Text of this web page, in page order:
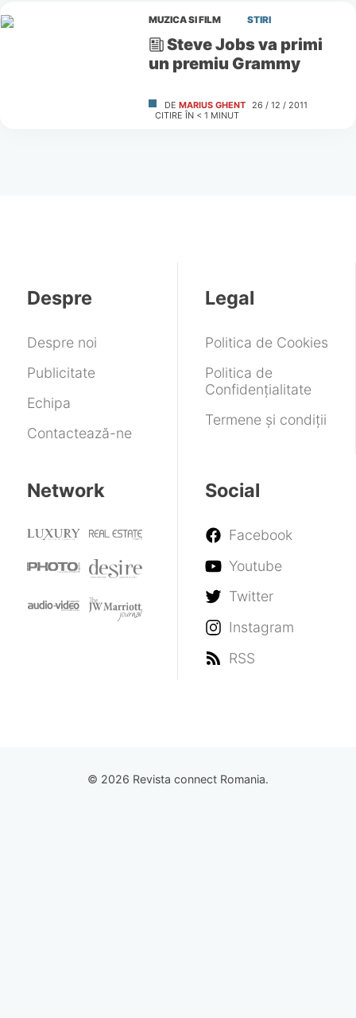
MUZICA SI FILM STIRI
Steve Jobs va primi
un premiu Grammy
DE MARIUS GHENT
26 / 12 / 2011
CITIRE ÎN < 1 MINUT
Despre
Despre noi
Publicitate
Echipa
Contactează-ne
Legal
Politica de Cookies
Politica de
Confidențialitate
Termene și condiții
Network Social
Facebook
Youtube
Twitter
Instagram
RSS
© 2026 Revista connect Romania.